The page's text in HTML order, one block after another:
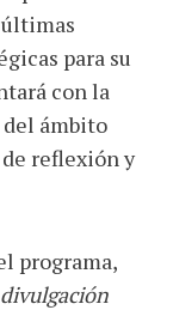
para su
con la
ámbito
reflexión y
programa,